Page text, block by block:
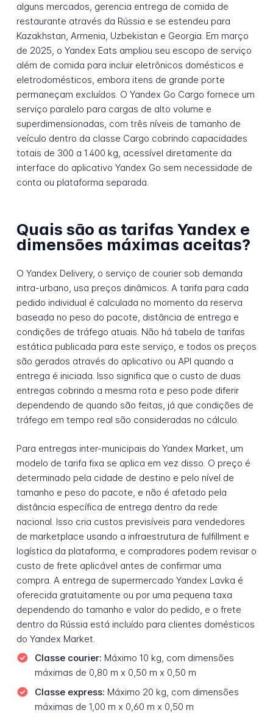
alguns mercados, gerencia entrega de comida de
restaurante através da Rússia e se estendeu para
Kazakhstan, Armenia, Uzbekistan e Georgia. Em março
de 2025, o Yandex Eats ampliou seu escopo de serviço
além de comida para incluir eletrônicos domésticos e
eletrodomésticos, embora itens de grande porte
permaneçam excluídos. O Yandex Go Cargo fornece um
serviço paralelo para cargas de alto volume e
superdimensionadas, com três níveis de tamanho de
veículo dentro da classe Cargo cobrindo capacidades
totais de 300 a 1.400 kg, acessível diretamente da
interface do aplicativo Yandex Go sem necessidade de
conta ou plataforma separada.
Quais são as tarifas Yandex e
dimensões máximas aceitas?
O Yandex Delivery, o serviço de courier sob demanda
intra-urbano, usa preços dinâmicos. A tarifa para cada
pedido individual é calculada no momento da reserva
baseada no peso do pacote, distância de entrega e
condições de tráfego atuais. Não há tabela de tarifas
estática publicada para este serviço, e todos os preços
são gerados através do aplicativo ou API quando a
entrega é iniciada. Isso significa que o custo de duas
entregas cobrindo a mesma rota e peso pode diferir
dependendo de quando são feitas, já que condições de
tráfego em tempo real são consideradas no cálculo.
Para entregas inter-municipais do Yandex Market, um
modelo de tarifa fixa se aplica em vez disso. O preço é
determinado pela cidade de destino e pelo nível de
tamanho e peso do pacote, e não é afetado pela
distância específica de entrega dentro da rede
nacional. Isso cria custos previsíveis para vendedores
de marketplace usando a infraestrutura de fulfillment e
logística da plataforma, e compradores podem revisar o
custo de frete aplicável antes de confirmar uma
compra. A entrega de supermercado Yandex Lavka é
oferecida gratuitamente ou por uma pequena taxa
dependendo do tamanho e valor do pedido, e o frete
dentro da Rússia está incluído para clientes domésticos
do Yandex Market.
Classe courier: Máximo 10 kg, com dimensões
máximas de 0,80 m x 0,50 m x 0,50 m
Classe express: Máximo 20 kg, com dimensões
máximas de 1,00 m x 0,60 m x 0,50 m